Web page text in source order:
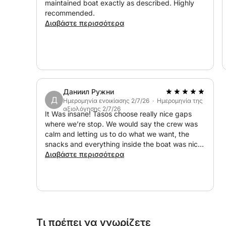
σας να απολαύσετε τη Ζάκυνθο από την πιο
maintained boat exactly as described. Highly
recommended.
Διαβάστε περισσότερα
Д
Даниил Ружни
Ημερομηνία ενοικίασης 2/7/26 · Ημερομηνία της
αξιολόγησης 2/7/26
It Was insane! Tasos choose really nice gaps
where we’re stop. We would say the crew was
calm and letting us to do what we want, the
snacks and everything inside the boat was nice!
I would really recommend these boat!
Διαβάστε περισσότερα
Τι πρέπει να γνωρίζετε